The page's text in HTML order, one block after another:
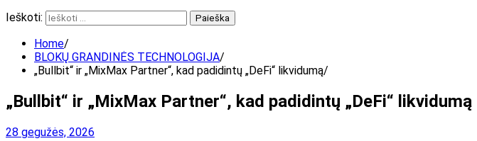
Ieškoti:
Home
BLOKŲ GRANDINĖS TECHNOLOGIJA
„Bullbit“ ir „MixMax Partner“, kad padidintų „DeFi“ likvidumą
„Bullbit“ ir „MixMax Partner“, kad padidintų „DeFi“ likvidumą
28 gegužės, 2026